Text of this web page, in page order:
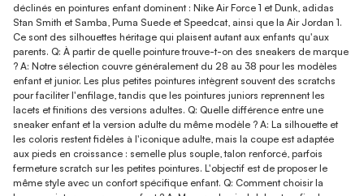
déclinés en pointures enfant dominent : Nike Air Force 1 et Dunk, adidas
Stan Smith et Samba, Puma Suede et Speedcat, ainsi que la Air Jordan 1.
Ce sont des silhouettes héritage qui plaisent autant aux enfants qu'aux
parents. Q: À partir de quelle pointure trouve-t-on des sneakers de marque
? A: Notre sélection couvre généralement du 28 au 38 pour les modèles
enfant et junior. Les plus petites pointures intègrent souvent des scratchs
pour faciliter l'enfilage, tandis que les pointures juniors reprennent les
lacets et finitions des versions adultes. Q: Quelle différence entre une
sneaker enfant et la version adulte du même modèle ? A: La silhouette et
les coloris restent fidèles à l'iconique adulte, mais la coupe est adaptée
aux pieds en croissance : semelle plus souple, talon renforcé, parfois
fermeture scratch sur les petites pointures. L'objectif est de proposer le
même style avec un confort spécifique enfant. Q: Comment choisir la